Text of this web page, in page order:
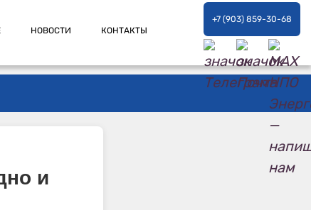
НОВОСТИ КОНТАКТЫ
+7 (903) 859-30-68
и